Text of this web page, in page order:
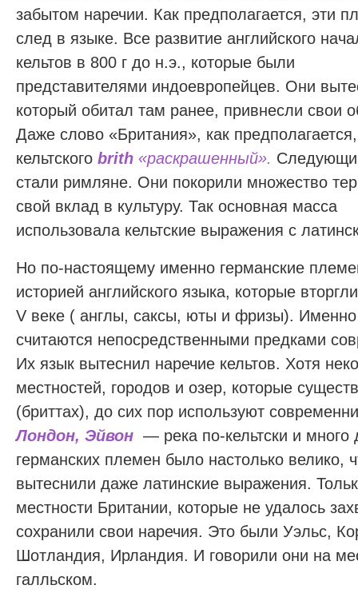
забытом наречии. Как предполагается, эти
след в языке. Все развитие английского
кельтов в 800 г до н.э., которые были
представителями индоевропейцев. Они
который обитал там ранее, привнесли свои
Даже слово «Британия», как
кельтского brith «раскрашенный».
стали римляне. Они покорили множество
свой вклад в культуру. Так основная масса
использовала кельтские выражения с
Но по-настоящему именно германские
историей английского языка, которые
V веке ( англы, саксы, юты и фризы).
считаются непосредственными предками
Их язык вытеснил наречие кельтов. Хотя
местностей, городов и озер, которые
(бриттах), до сих пор используют
Лондон, Эйвон — река по-кельтски и много
германских племен было настолько велико,
вытеснили даже латинские выражения.
местности Британии, которые не удалось
сохранили свои наречия. Это были Уэльс,
Шотландия, Ирландия. И говорили они на
галльском.